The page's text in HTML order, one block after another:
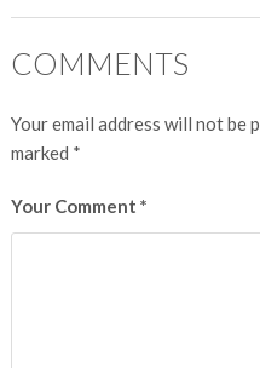
COMMENTS
Your email address will not be
marked *
Your Comment *